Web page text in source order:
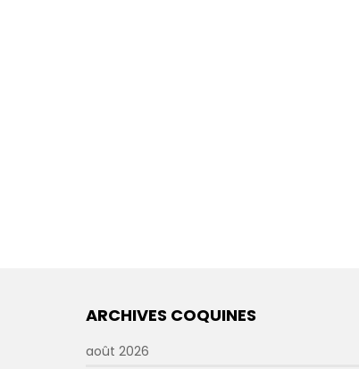
ARCHIVES COQUINES
août 2026